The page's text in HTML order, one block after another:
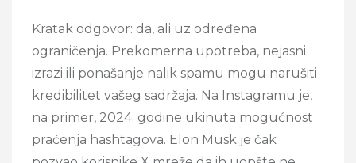
Kratak odgovor: da, ali uz određena
ograničenja. Prekomerna upotreba, nejasni
izrazi ili ponašanje nalik spamu mogu narušiti
kredibilitet vašeg sadržaja. Na Instagramu je,
na primer, 2024. godine ukinuta mogućnost
praćenja hashtagova. Elon Musk je čak